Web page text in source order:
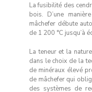
La fusibilité des
bois. D’une
mâchefer débute
de 1 200 °C jusqu’à
La teneur et la
dans le choix de la
de minéraux élevé
de mâchefer qui
des systèmes de